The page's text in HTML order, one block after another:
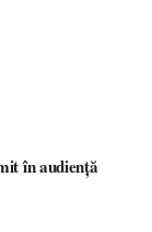
în audiență